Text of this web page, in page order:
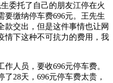
委托了自己的朋友江停在火
要缴纳停车费696元。王先生
款交出，但是这件事情也让网
情下这种不可抗力的费用，我
人员，要收696元停车费。
28天，696元停车费太贵，